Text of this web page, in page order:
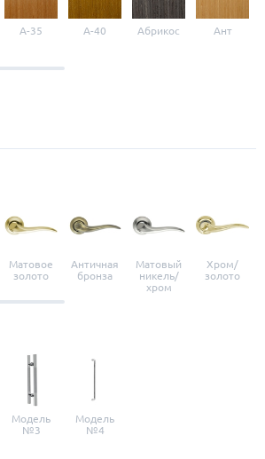
A-35 A-40 Абрикос Ант
Матовое
золото
Античная
бронза
Матовый
никель/
хром
Хром/
золото
Модель
№3
Модель
№4